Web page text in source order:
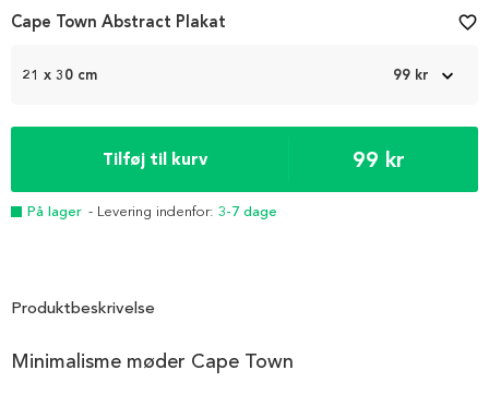
1
21 x 30 cm 99 kr
Tilføj til kurv 99 kr
På lager - Levering indenfor: 3-7 dage
Cape Town Abstract Plakat favorite_border
Produktbeskrivelse
Minimalisme møder Cape Town